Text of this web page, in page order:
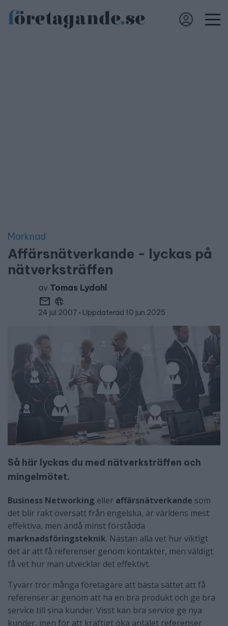
Marknad
Affärsnätverkande - lyckas på
nätverksträffen
av Tomas Lydahl
24 jul 2007 Uppdaterad 10 jun 2025
Så här lyckas du med nätverksträffen och
mingelmötet.
Business Networking eller affärsnätverkande som
det blir rakt översatt från engelska, är världens mest
effektiva, men ändå minst förstådda
marknadsföringsteknik. Nästan alla vet hur viktigt
det är att få referenser genom kontakter, men väldigt
få vet hur man utvecklar det effektivt.
Tyvärr tror många företagare att bästa sättet att få
referenser är genom att ha en bra produkt och ge bra
service till sina kunder. Visst kan bra service ge nya
kunder, men för att kraftigt öka antalet referenser